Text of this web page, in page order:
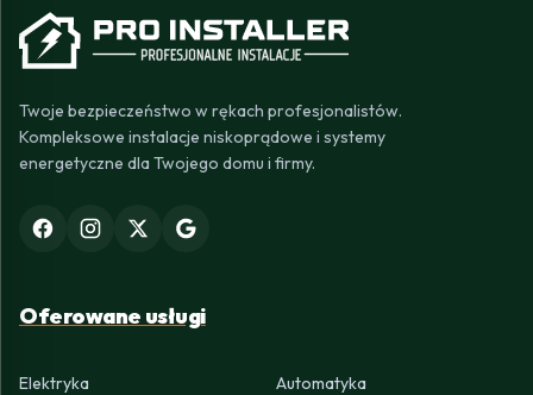
Twoje bezpieczeństwo w rękach profesjonalistów.
Kompleksowe instalacje niskoprądowe i systemy
energetyczne dla Twojego domu i firmy.
Oferowane usługi
Elektryka
Automatyka